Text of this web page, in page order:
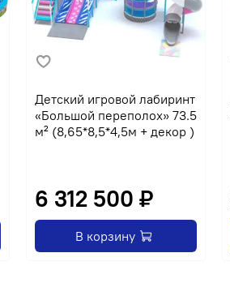
Детский игровой лабиринт
«Большой переполох» 73.5
м² (8,65*8,5*4,5м + декор )
6 312 500 ₽
В корзину